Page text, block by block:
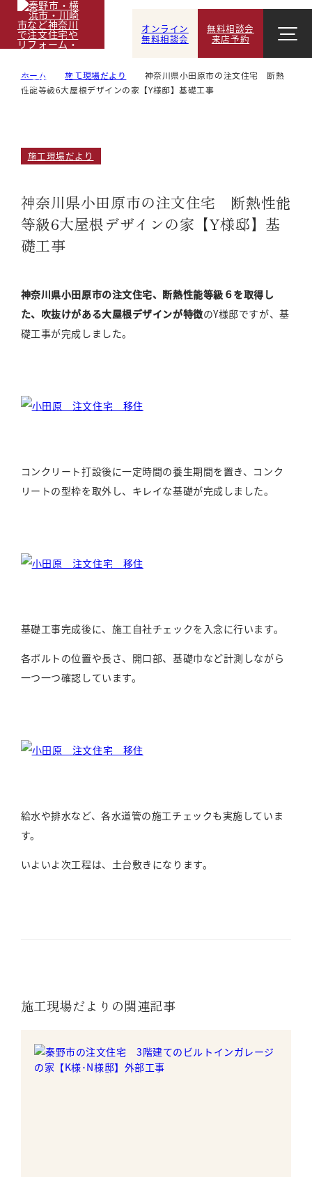
オンライン
無料相談会
無料相談会
来店予約
ホーム 施工現場だより
神奈川県小田原市の注文住宅 断熱
性能等級6大屋根デザインの家【Y様邸】基礎工事
施工現場だより
神奈川県小田原市の注文住宅 断熱性能
等級6大屋根デザインの家【Y様邸】基
礎工事
神奈川県小田原市の注文住宅、断熱性能等級６を取得し
た、吹抜けがある大屋根デザインが特徴のY様邸ですが、基
礎工事が完成しました。
コンクリート打設後に一定時間の養生期間を置き、コンク
リートの型枠を取外し、キレイな基礎が完成しました。
基礎工事完成後に、施工自社チェックを入念に行います。
各ボルトの位置や長さ、開口部、基礎巾など計測しながら
一つ一つ確認しています。
給水や排水など、各水道管の施工チェックも実施していま
す。
いよいよ次工程は、土台敷きになります。
施工現場だよりの関連記事